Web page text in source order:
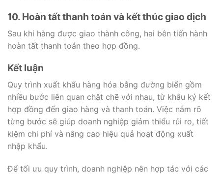
10. Hoàn tất thanh toán và kết thúc giao dịch
Sau khi hàng được giao thành công, hai bên tiến hành
hoàn tất thanh toán theo hợp đồng.
Kết luận
Quy trình xuất khẩu hàng hóa bằng đường biển gồm
nhiều bước liên quan chặt chẽ với nhau, từ khâu ký kết
hợp đồng đến giao hàng và thanh toán. Việc nắm rõ
từng bước sẽ giúp doanh nghiệp giảm thiểu rủi ro, tiết
kiệm chi phí và nâng cao hiệu quả hoạt động xuất
nhập khẩu.
Để tối ưu quy trình, doanh nghiệp nên hợp tác với các